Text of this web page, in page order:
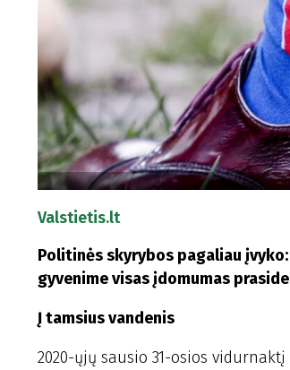
Valstietis.lt
Politinės skyrybos pagaliau
gyvenime visas įdomumas
Į tamsius vandenis
2020-ųjų sausio 31-osios